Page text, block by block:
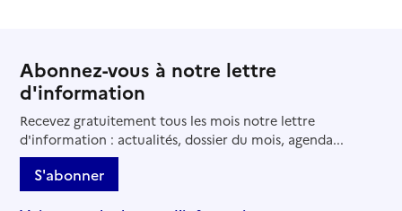
Abonnez-vous à notre lettre
d'information
Recevez gratuitement tous les mois notre lettre
d'information : actualités, dossier du mois, agenda...
S'abonner